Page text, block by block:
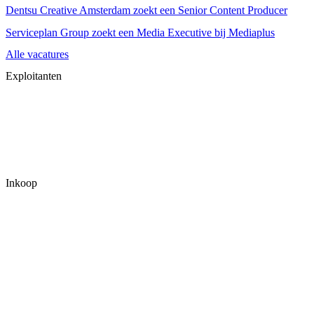
Dentsu Creative Amsterdam zoekt een Senior Content Producer
Serviceplan Group zoekt een Media Executive bij Mediaplus
Alle vacatures
Exploitanten
Inkoop